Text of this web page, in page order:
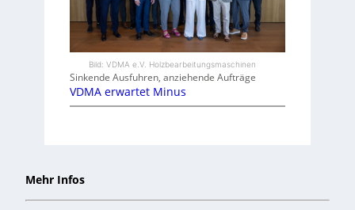
Bild: VDMA e.V. Holzbearbeitungsmaschinen
Sinkende Ausfuhren, anziehende Aufträge
VDMA erwartet Minus
Mehr Infos